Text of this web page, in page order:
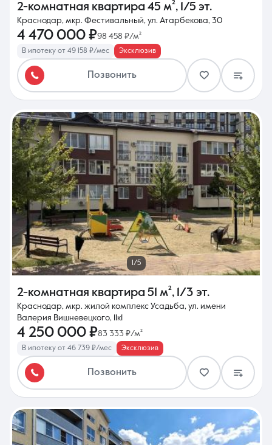
2-комнатная квартира 45 м², 1/5 эт.
Краснодар, мкр. Фестивальный, ул. Атарбекова, 30
4 470 000 ₽98 458 ₽/м²
В ипотеку от 49 158 ₽/мес Эксклюзив
Позвонить
1/5
2-комнатная квартира 51 м², 1/3 эт.
Краснодар, мкр. жилой комплекс Усадьба, ул. имени
Валерия Вишневецкого, 11к1
4 250 000 ₽83 333 ₽/м²
В ипотеку от 46 739 ₽/мес Эксклюзив
Позвонить